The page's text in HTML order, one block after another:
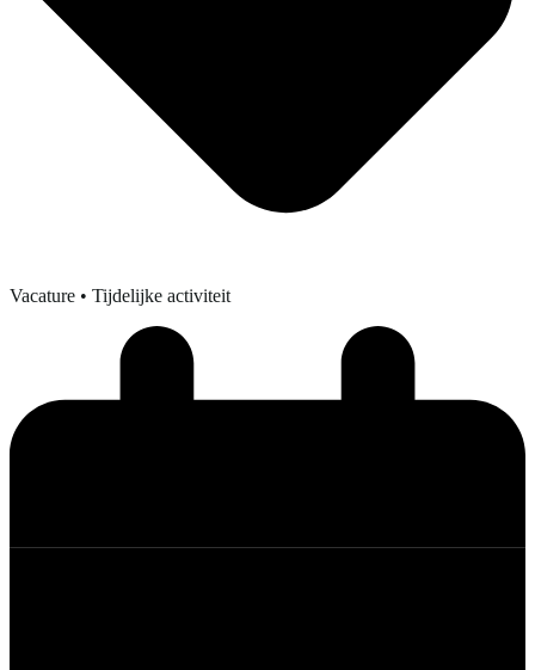
Vacature • Tijdelijke activiteit